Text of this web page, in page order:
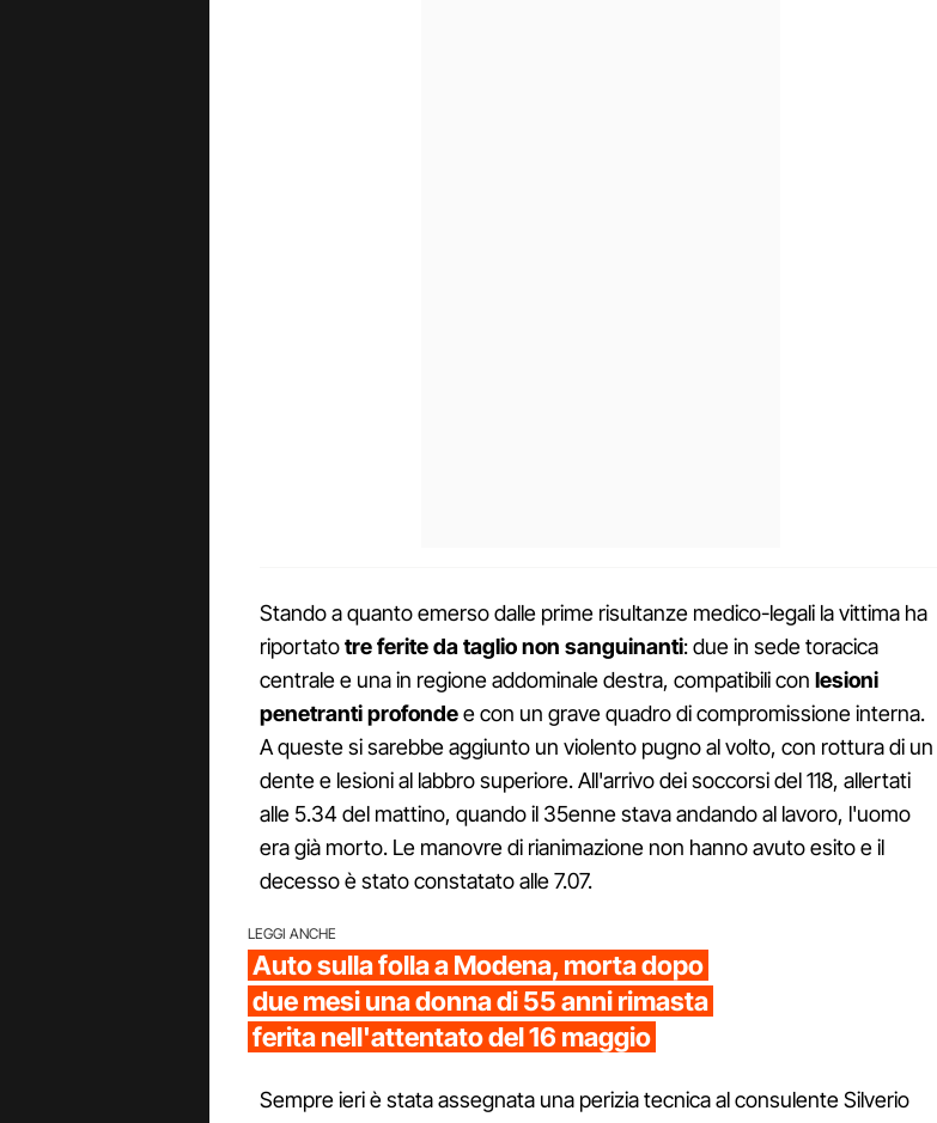
Stando a quanto emerso dalle prime risultanze medico-legali la vittima ha
riportatotre ferite da taglio non sanguinanti: due in sede toracica
centrale e una in regione addominale destra, compatibili con lesioni
penetranti profondee con un grave quadro di compromissione interna.
A queste si sarebbe aggiunto un violento pugno al volto, con rottura di un
dente e lesioni al labbro superiore. All'arrivo dei soccorsi del 118, allertati
alle 5.34 del mattino, quando il 35enne stava andando al lavoro, l'uomo
era già morto. Le manovre di rianimazione non hanno avuto esito e il
decesso è stato constatato alle 7.07.
LEGGI ANCHE
Auto sulla folla a Modena, morta dopo
due mesi una donna di 55 anni rimasta
ferita nell'attentato del 16 maggio
Sempre ieri è stata assegnata una perizia tecnica al consulente Silverio